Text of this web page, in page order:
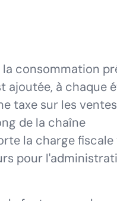
la consommation
ajoutée, à chaque
taxe sur les
de la chaîne
la charge fiscale
pour